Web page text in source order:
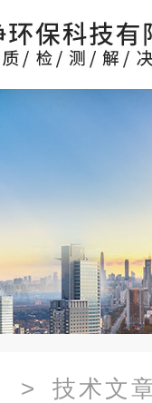
> 技术文